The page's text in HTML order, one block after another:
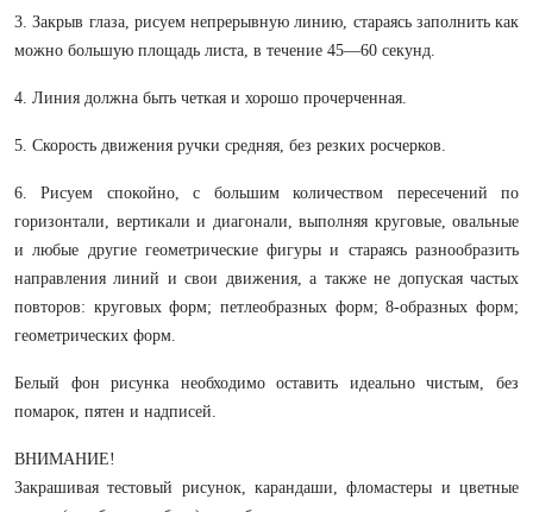
3. Закрыв глаза, рисуем непрерывную линию, стараясь заполнить как
можно большую площадь листа, в течение 45—60 секунд.
4. Линия должна быть четкая и хорошо прочерченная.
5. Скорость движения ручки средняя, без резких росчерков.
6. Рисуем спокойно, с большим количеством пересечений по
горизонтали, вертикали и диагонали, выполняя круговые, овальные
и любые другие геометрические фигуры и стараясь разнообразить
направления линий и свои движения, а также не допуская частых
повторов: круговых форм; петлеобразных форм; 8-образных форм;
геометрических форм.
Белый фон рисунка необходимо оставить идеально чистым, без
помарок, пятен и надписей.
ВНИМАНИЕ!
Закрашивая тестовый рисунок, карандаши, фломастеры и цветные